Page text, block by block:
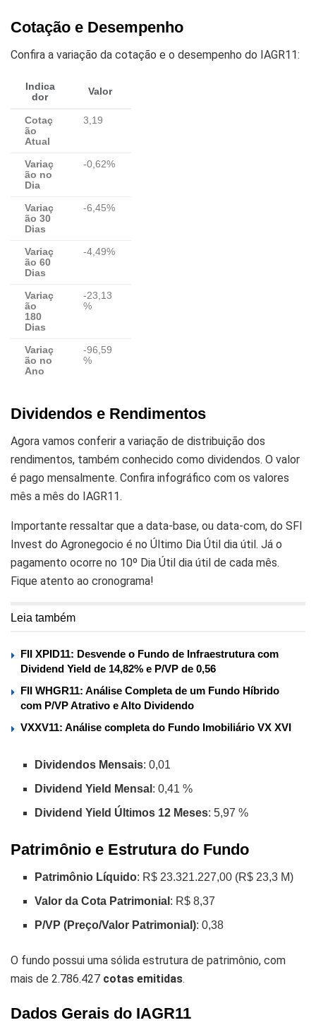
Cotação e Desempenho
Confira a variação da cotação e o desempenho do IAGR11:
Indica
dor
Valor
Cotaç
ão
Atual
3,19
Variaç
ão no
Dia
-0,62%
Variaç
ão 30
Dias
-6,45%
Variaç
ão 60
Dias
-4,49%
Variaç
ão
180
Dias
-23,13
%
Variaç
ão no
Ano
-96,59
%
Dividendos e Rendimentos
Agora vamos conferir a variação de distribuição dos
rendimentos, também conhecido como dividendos. O valor
é pago mensalmente. Confira infográfico com os valores
mês a mês do IAGR11.
Importante ressaltar que a data-base, ou data-com, do SFI
Invest do Agronegocio é no Último Dia Útil dia útil. Já o
pagamento ocorre no 10º Dia Útil dia útil de cada mês.
Fique atento ao cronograma!
Leia também
FII XPID11: Desvende o Fundo de Infraestrutura com
Dividend Yield de 14,82% e P/VP de 0,56
FII WHGR11: Análise Completa de um Fundo Híbrido
com P/VP Atrativo e Alto Dividendo
VXXV11: Análise completa do Fundo Imobiliário VX XVI
Dividendos Mensais: 0,01
Dividend Yield Mensal : 0,41 %
Dividend Yield Últimos 12 Meses: 5,97 %
Patrimônio e Estrutura do Fundo
Patrimônio Líquido: R$ 23.321.227,00 (R$ 23,3 M)
Valor da Cota Patrimonial : R$ 8,37
P/VP (Preço/Valor Patrimonial): 0,38
O fundo possui uma sólida estrutura de patrimônio, com
mais de 2.786.427 cotas emitidas.
Dados Gerais do IAGR11